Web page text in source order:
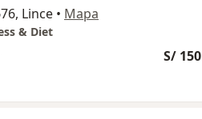
Lince • Mapa
& Diet
S/ 150